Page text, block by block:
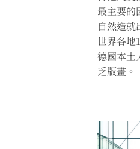
最主要的
自然造
世界各地
德國本土
乏版畫。